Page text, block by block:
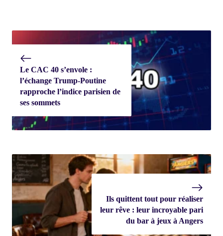
Le CAC 40 s’envole :
l’échange Trump-Poutine
rapproche l’indice parisien de
ses sommets
Ils quittent tout pour réaliser
leur rêve : leur incroyable pari
du bar à jeux à Angers